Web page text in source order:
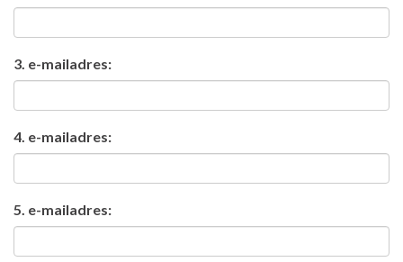
3. e-mailadres:
4. e-mailadres:
5. e-mailadres: